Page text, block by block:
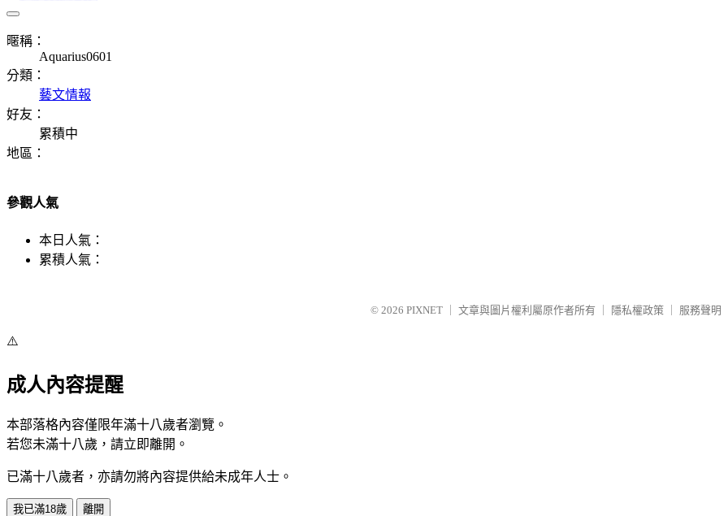
暱稱：
Aquarius0601
分類：
藝文情報
好友：
累積中
地區：
參觀人氣
本日人氣：
累積人氣：
© 2026 PIXNET 文章與圖片權利屬原作者所有 隱私權政策 服務聲明
⚠️
成人內容提醒
本部落格內容僅限年滿十八歲者瀏覽。
若您未滿十八歲，請立即離開。
已滿十八歲者，亦請勿將內容提供給未成年人士。
我已滿18歲 離開